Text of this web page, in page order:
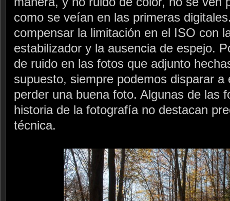
como se veían en las primeras
compensar la limitación en el ISO con
estabilizador y la ausencia de espejo.
de ruido en las fotos que adjunto
supuesto, siempre podemos disparar
perder una buena foto. Algunas de las
historia de la fotografía no destacan
técnica.